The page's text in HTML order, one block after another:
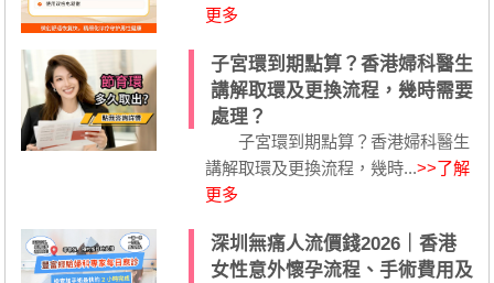
更多
子宮環到期點算？香港婦科醫生
講解取環及更換流程，幾時需要
處理？
子宮環到期點算？香港婦科醫生
講解取環及更換流程，幾時...>>了解
更多
深圳無痛人流價錢2026｜香港
女性意外懷孕流程、手術費用及